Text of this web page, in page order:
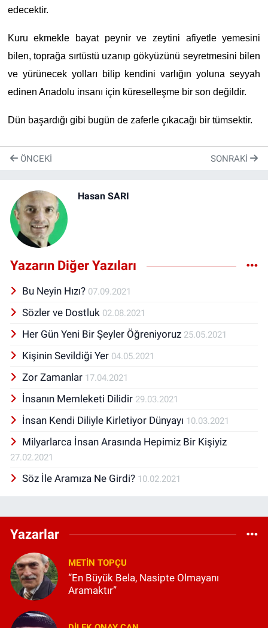
edecektir.
Kuru ekmekle bayat peynir ve zeytini afiyetle yemesini
bilen, toprağa sırtüstü uzanıp gökyüzünü seyretmesini bilen
ve yürünecek yolları bilip kendini varlığın yoluna seyyah
edinen Anadolu insanı için küreselleşme bir son değildir.
Dün başardığı gibi bugün de zaferle çıkacağı bir tümsektir.
ÖNCEKI SONRAKI
Hasan SARI
Yazarın Diğer Yazıları
Bu Neyin Hızı? 07.09.2021
Sözler ve Dostluk 02.08.2021
Her Gün Yeni Bir Şeyler Öğreniyoruz 25.05.2021
Kişinin Sevildiği Yer 04.05.2021
Zor Zamanlar 17.04.2021
İnsanın Memleketi Dilidir 29.03.2021
İnsan Kendi Diliyle Kirletiyor Dünyayı 10.03.2021
Milyarlarca İnsan Arasında Hepimiz Bir Kişiyiz
27.02.2021
Söz İle Aramıza Ne Girdi? 10.02.2021
Yazarlar
METIN TOPÇU
“En Büyük Bela, Nasipte Olmayanı
Aramaktır”